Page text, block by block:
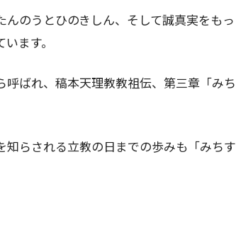
んのうとひのきしん、そして誠真実をもっ
ます。
ばれ、稿本天理教教祖伝、第三章「みち
らされる立教の日までの歩みも「みちす